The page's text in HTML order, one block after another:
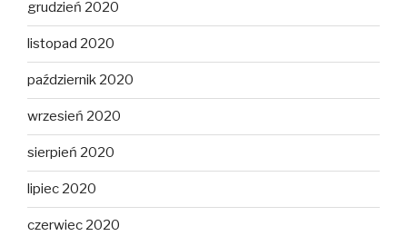
grudzień 2020
listopad 2020
październik 2020
wrzesień 2020
sierpień 2020
lipiec 2020
czerwiec 2020